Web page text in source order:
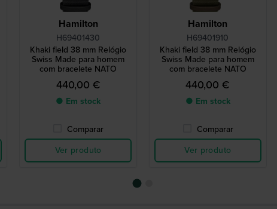
Hamilton
H69401430
Khaki field 38 mm Relógio
Swiss Made para homem
com bracelete NATO
440,00 €
● Em stock
Comparar
Ver produto
Hamilton
H69401910
Khaki field 38 mm Relógio
Swiss Made para homem
com bracelete NATO
440,00 €
● Em stock
Comparar
Ver produto